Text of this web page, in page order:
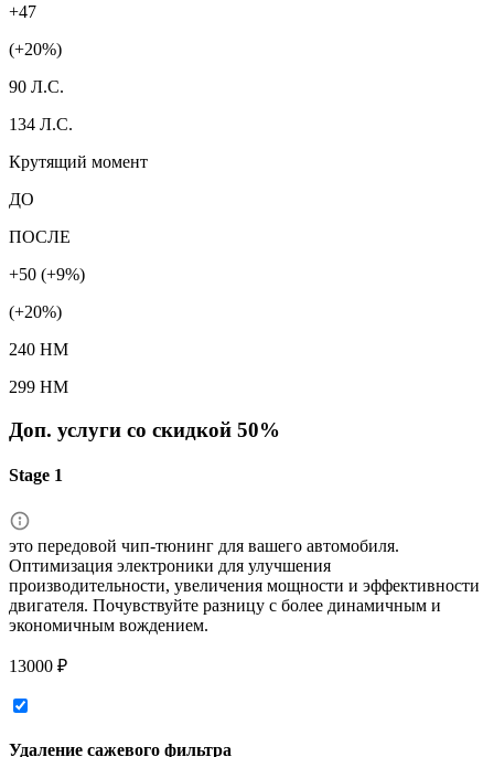
+47
(+20%)
90 Л.С.
134 Л.С.
Крутящий момент
ДО
ПОСЛЕ
+50 (+9%)
(+20%)
240 HM
299 HM
Доп. услуги со скидкой 50%
Stage 1
это передовой чип-тюнинг для вашего автомобиля.
Оптимизация электроники для улучшения
производительности, увеличения мощности и эффективности
двигателя. Почувствуйте разницу с более динамичным и
экономичным вождением.
13000 ₽
Удаление сажевого фильтра